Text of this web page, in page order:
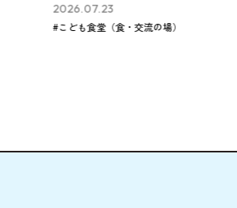
2026.07.23
#こども食堂（食・交流の場）